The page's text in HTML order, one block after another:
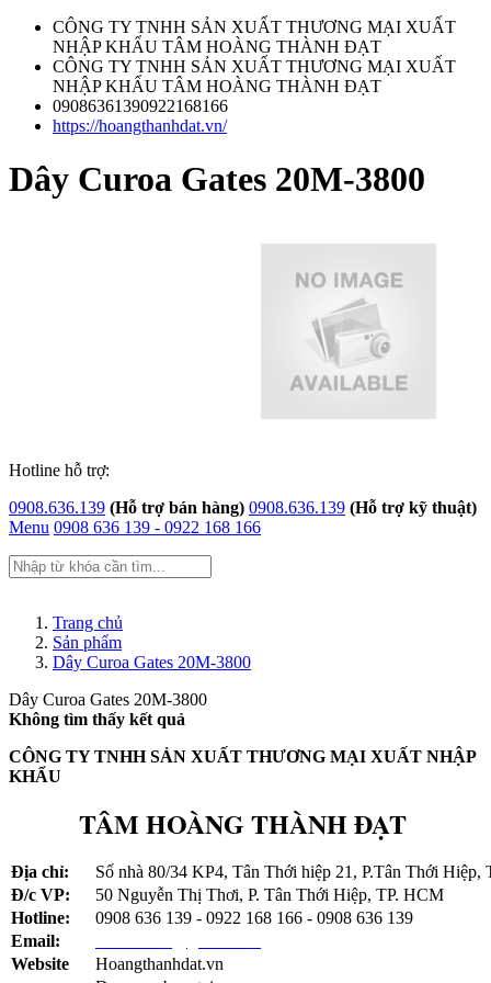
CÔNG TY TNHH SẢN XUẤT THƯƠNG MẠI XUẤT
NHẬP KHẨU TÂM HOÀNG THÀNH ĐẠT
CÔNG TY TNHH SẢN XUẤT THƯƠNG MẠI XUẤT
NHẬP KHẨU TÂM HOÀNG THÀNH ĐẠT
09086361390922168166
https://hoangthanhdat.vn/
Dây Curoa Gates 20M-3800
Hotline hỗ trợ:
0908.636.139 (Hỗ trợ bán hàng) 0908.636.139 (Hỗ trợ kỹ thuật)
Menu 0908 636 139 - 0922 168 166
Trang chủ
Giới thiệu
Sản phẩm
Dây curoa Gatea usa 380020M170
Dây curoa Gates 380020M170
Dây Curoa 20M4600-290
Dây curoa 385014MGT
Dây curoa 3850-14MGT-170
Dây curoa 3360-14MGT 55
Dây Curoa 14MGT-3360
Dây curoa 3360-14MGT
Dây curoa Gates 3360-14MGT3
Dây curoa Bando SPC-3100
Dây curoa SPB 2990
Trang chủ
Sản phẩm
Dây Curoa Gates 20M-3800
Dây Curoa Gates 20M-3800
Không tìm thấy kết quả
CÔNG TY TNHH SẢN XUẤT THƯƠNG MẠI XUẤT NHẬP
KHẨU
TÂM HOÀNG THÀNH ĐẠT
Địa chỉ:
Số nhà 80/34 KP4, Tân Thới hiệp 21, P.Tân Thới Hiệp,
Đ/c VP:
50 Nguyễn Thị Thơi, P. Tân Thới Hiệp, TP. HCM
Hotline:
0908 636 139 - 0922 168 166 - 0908 636 139
Email:
Website
Hoangthanhdat.vn